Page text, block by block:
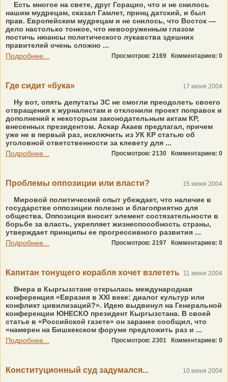
Есть многое на свете, друг Горацио, что и не снилось
нашим мудрецам, сказал Гамлет, принц датский, и был
прав. Европейским мудрецам и не снилось, что Восток —
дело настолько тонкое, что невооруженным глазом
постичь нюансы политического лукавства здешних
правителей очень сложно ...
Подробнее...
Просмотров: 2169 Комментариев: 0
Где сидит «бука» 17 июня 2004
Ну вот, опять депутаты ЗС не смогли преодолеть своего
отвращения к журналистам и отклонили проект поправок и
дополнений к некоторым законодательным актам КР,
внесенных президентом. Аскар Акаев предлагал, причем
уже не в первый раз, исключить из УК КР статью об
уголовной ответственности за клевету для ...
Подробнее...
Просмотров: 2130 Комментариев: 0
Проблемы оппозиции или власти? 15 июня 2004
Мировой политический опыт убеждает, что наличие в
государстве оппозиции полезно и благоприятно для
общества. Оппозиция вносит элемент состязательности в
борьбе за власть, укрепляет жизнеспособность страны,
утверждает принципы ее прогрессивного развития ...
Подробнее...
Просмотров: 2197 Комментариев: 0
Капитан тонущего корабля хочет взлететь 11 июня 2004
Вчера в Кыргызстане открылась международная
конференция «Евразия в ХХI веке: диалог культур или
конфликт цивилизаций?». Идею выдвинул на Генеральной
конференции ЮНЕСКО президент Кыргызстана. В своей
статье в «Российской газете» он заранее сообщил, что
«намерен на Бишкекском форуме предложить раз и ...
Подробнее...
Просмотров: 2301 Комментариев: 0
Конституционный суд задумался... 10 июня 2004